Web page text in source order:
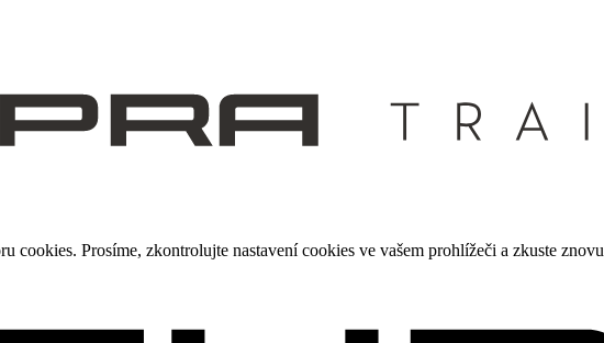
cookies. Prosíme, zkontrolujte nastavení cookies ve vašem prohlížeči a zkuste